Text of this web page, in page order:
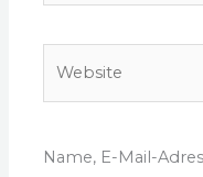
Name, E-Mail-